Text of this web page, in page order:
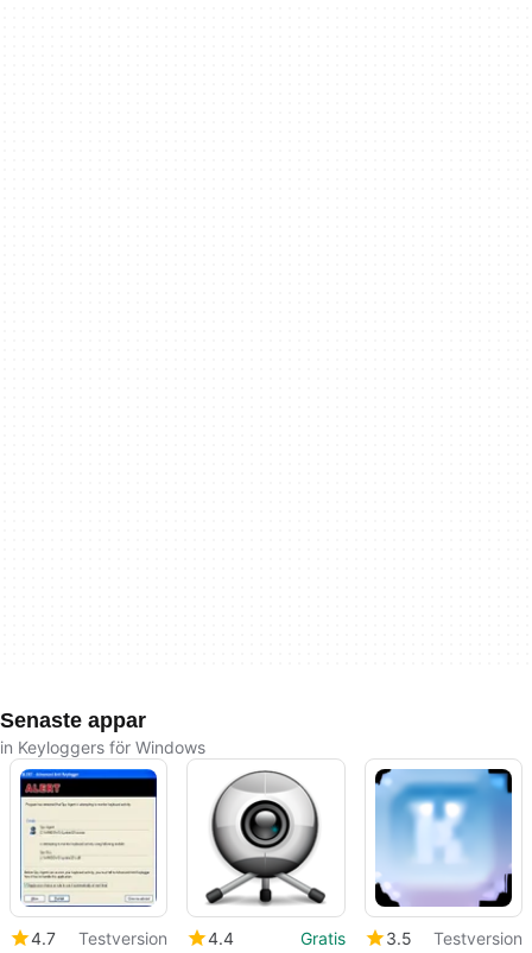
Senaste appar
in Keyloggers för Windows
4.7 Testversion 4.4 Gratis 3.5 Testversion